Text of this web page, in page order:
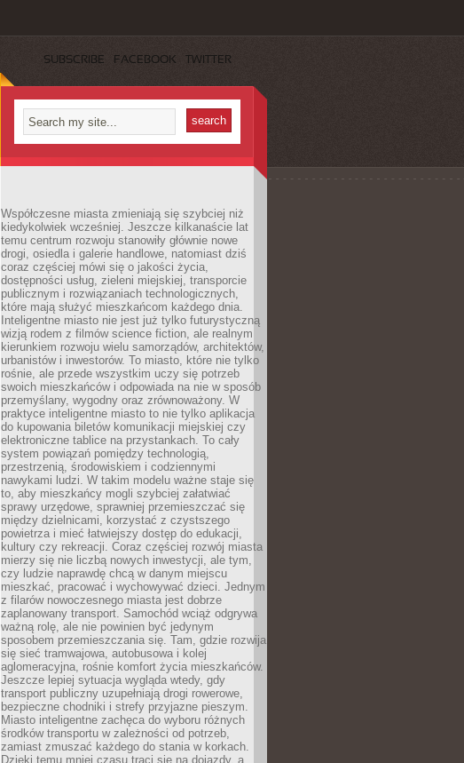
SUBSCRIBE FACEBOOK TWITTER
Współczesne miasta zmieniają się szybciej niż
kiedykolwiek wcześniej. Jeszcze kilkanaście lat
temu centrum rozwoju stanowiły głównie nowe
drogi, osiedla i galerie handlowe, natomiast dziś
coraz częściej mówi się o jakości życia,
dostępności usług, zieleni miejskiej, transporcie
publicznym i rozwiązaniach technologicznych,
które mają służyć mieszkańcom każdego dnia.
Inteligentne miasto nie jest już tylko futurystyczną
wizją rodem z filmów science fiction, ale realnym
kierunkiem rozwoju wielu samorządów, architektów,
urbanistów i inwestorów. To miasto, które nie tylko
rośnie, ale przede wszystkim uczy się potrzeb
swoich mieszkańców i odpowiada na nie w sposób
przemyślany, wygodny oraz zrównoważony. W
praktyce inteligentne miasto to nie tylko aplikacja
do kupowania biletów komunikacji miejskiej czy
elektroniczne tablice na przystankach. To cały
system powiązań pomiędzy technologią,
przestrzenią, środowiskiem i codziennymi
nawykami ludzi. W takim modelu ważne staje się
to, aby mieszkańcy mogli szybciej załatwiać
sprawy urzędowe, sprawniej przemieszczać się
między dzielnicami, korzystać z czystszego
powietrza i mieć łatwiejszy dostęp do edukacji,
kultury czy rekreacji. Coraz częściej rozwój miasta
mierzy się nie liczbą nowych inwestycji, ale tym,
czy ludzie naprawdę chcą w danym miejscu
mieszkać, pracować i wychowywać dzieci. Jednym
z filarów nowoczesnego miasta jest dobrze
zaplanowany transport. Samochód wciąż odgrywa
ważną rolę, ale nie powinien być jedynym
sposobem przemieszczania się. Tam, gdzie rozwija
się sieć tramwajowa, autobusowa i kolej
aglomeracyjna, rośnie komfort życia mieszkańców.
Jeszcze lepiej sytuacja wygląda wtedy, gdy
transport publiczny uzupełniają drogi rowerowe,
bezpieczne chodniki i strefy przyjazne pieszym.
Miasto inteligentne zachęca do wyboru różnych
środków transportu w zależności od potrzeb,
zamiast zmuszać każdego do stania w korkach.
Dzięki temu mniej czasu traci się na dojazdy, a